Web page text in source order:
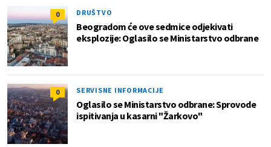
0 DRUŠTVO
Beogradom će ove sedmice odjekivati
eksplozije: Oglasilo se Ministarstvo odbrane
0 SERVISNE INFORMACIJE
Oglasilo se Ministarstvo odbrane: Sprovode
ispitivanja u kasarni "Žarkovo"